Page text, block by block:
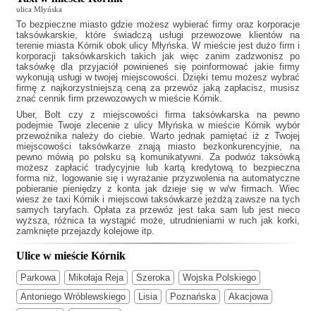
ulica Młyńska
To bezpieczne miasto gdzie możesz wybierać firmy oraz korporacje
taksówkarskie, które świadczą usługi przewozowe klientów na
terenie miasta Kórnik obok ulicy Młyńska. W mieście jest dużo firm i
korporacji taksówkarskich takich jak więc zanim zadzwonisz po
taksówkę dla przyjaciół powinieneś się poinformować jakie firmy
wykonują usługi w twojej miejscowości. Dzięki temu możesz wybrać
firmę z najkorzystniejszą ceną za przewóz jaką zapłacisz, musisz
znać cennik firm przewozowych w mieście Kórnik.
Uber, Bolt czy z miejscowości firma taksówkarska na pewno
podejmie Twoje zlecenie z ulicy Młyńska w mieście Kórnik wybór
przewoźnika należy do ciebie. Warto jednak pamiętać iż z Twojej
miejscowości taksówkarze znają miasto bezkonkurencyjnie, na
pewno mówią po polsku są komunikatywni. Za podwóz taksówką
możesz zapłacić tradycyjnie lub kartą kredytową to bezpieczna
forma niż, logowanie się i wyrażanie przyzwolenia na automatyczne
pobieranie pieniędzy z konta jak dzieje się w w/w firmach. Wiec
wiesz że taxi Kórniki miejscowi taksówkarze jeżdżą zawsze na tych
samych taryfach. Opłata za przewóz jest taka sam lub jest nieco
wyższa, różnica ta wystąpić może, utrudnieniami w ruch jak korki,
zamknięte przejazdy kolejowe itp.
Ulice w mieście Kórnik
Parkowa Mikołaja Reja Szeroka
Wojska Polskiego
Antoniego Wróblewskiego
Lisia Poznańska
Akacjowa